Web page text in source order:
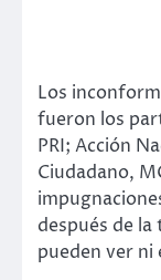
Los
fueron los
PRI; Acción
Ciudadano,
después de
pueden ver ni